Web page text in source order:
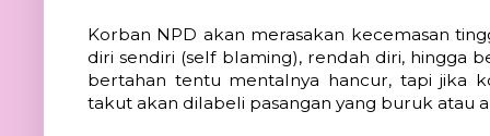
Korban NPD akan merasakan kecemasan
diri sendiri (self blaming), rendah diri, hingga
bertahan tentu mentalnya hancur, tapi jika
takut akan dilabeli pasangan yang buruk atau